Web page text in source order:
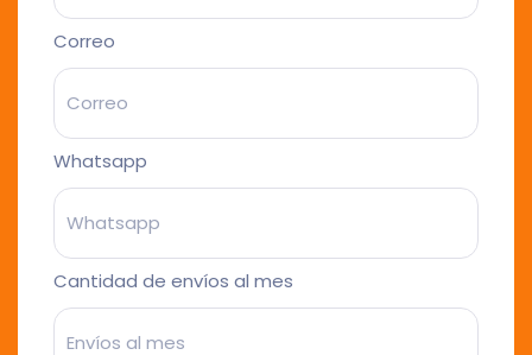
Correo
Whatsapp
Cantidad de envíos al mes